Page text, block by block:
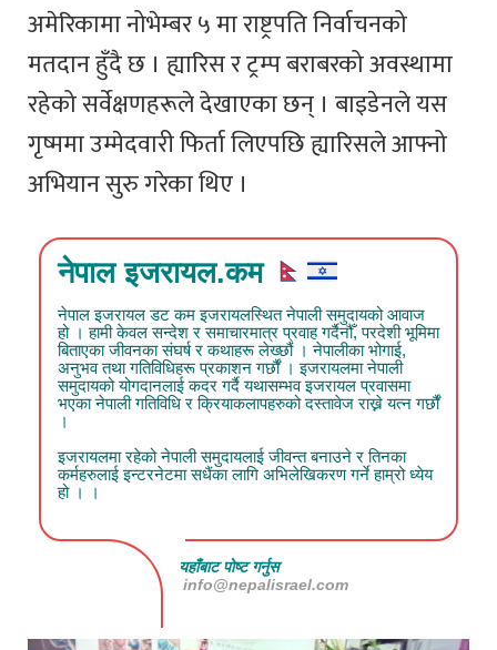
अमेरिकामा नोभेम्बर ५ मा राष्ट्रपति निर्वाचनको
मतदान हुँदै छ । ह्यारिस र ट्रम्प बराबरको अवस्थामा
रहेको सर्वेक्षणहरूले देखाएका छन् । बाइडेनले यस
गृष्ममा उम्मेदवारी फिर्ता लिएपछि ह्यारिसले आफ्नो
अभियान सुरु गरेका थिए ।
नेपाल इजरायल.कम
नेपाल इजरायल डट कम इजरायलस्थित नेपाली समुदायको आवाज
हो । हामी केवल सन्देश र समाचारमात्र प्रवाह गर्दैनौँ, परदेशी भूमिमा
बिताएका जीवनका संघर्ष र कथाहरू लेख्छौं । नेपालीका भोगाई,
अनुभव तथा गतिविधिहरू प्रकाशन गर्छौं । इजरायलमा नेपाली
समुदायको योगदानलाई कदर गर्दै यथासम्भव इजरायल प्रवासमा
भएका नेपाली गतिविधि र क्रियाकलापहरुको दस्तावेज राख्ने यत्न गर्छौं
।
इजरायलमा रहेको नेपाली समुदायलाई जीवन्त बनाउने र तिनका
कर्महरुलाई इन्टरनेटमा सधैंका लागि अभिलेखिकरण गर्ने हाम्रो ध्येय
हो । ।
यहाँबाट पोष्ट गर्नुस
info@nepalisrael.com